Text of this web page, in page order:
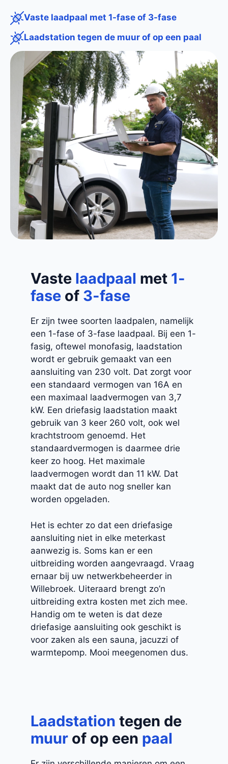
Vaste laadpaal met 1-fase of 3-fase
Laadstation tegen de muur of op een paal
Vaste laadpaal met 1-
fase of 3-fase
Er zijn twee soorten laadpalen, namelijk
een 1-fase of 3-fase laadpaal. Bij een 1-
fasig, oftewel monofasig, laadstation
wordt er gebruik gemaakt van een
aansluiting van 230 volt. Dat zorgt voor
een standaard vermogen van 16A en
een maximaal laadvermogen van 3,7
kW. Een driefasig laadstation maakt
gebruik van 3 keer 260 volt, ook wel
krachtstroom genoemd. Het
standaardvermogen is daarmee drie
keer zo hoog. Het maximale
laadvermogen wordt dan 11 kW. Dat
maakt dat de auto nog sneller kan
worden opgeladen.
Het is echter zo dat een driefasige
aansluiting niet in elke meterkast
aanwezig is. Soms kan er een
uitbreiding worden aangevraagd. Vraag
ernaar bij uw netwerkbeheerder in
Willebroek. Uiteraard brengt zo’n
uitbreiding extra kosten met zich mee.
Handig om te weten is dat deze
driefasige aansluiting ook geschikt is
voor zaken als een sauna, jacuzzi of
warmtepomp. Mooi meegenomen dus.
Laadstation tegen de
muur of op een paal